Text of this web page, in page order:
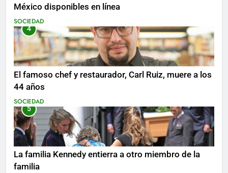
México disponibles en línea
SOCIEDAD
4
El famoso chef y restaurador, Carl Ruiz, muere a los
44 años
SOCIEDAD
5
La familia Kennedy entierra a otro miembro de la
familia